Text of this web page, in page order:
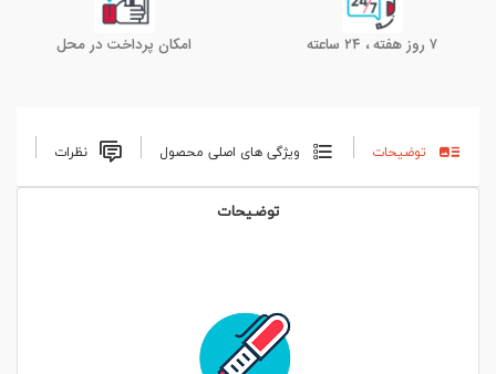
۷ روز هفته ، ۲۴ ساعته امکان پرداخت در محل
توضیحات ویژگی های اصلی محصول نظرات
توضیحات